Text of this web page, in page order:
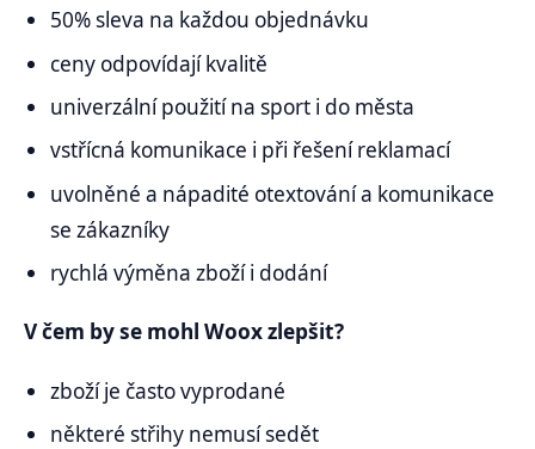
50% sleva na každou objednávku
ceny odpovídají kvalitě
univerzální použití na sport i do města
vstřícná komunikace i při řešení reklamací
uvolněné a nápadité otextování a komunikace
se zákazníky
rychlá výměna zboží i dodání
V čem by se mohl Woox zlepšit?
zboží je často vyprodané
některé střihy nemusí sedět